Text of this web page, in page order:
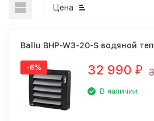
Цена
Ballu BHP-W3-20-S водяной
-6% 32 990 ₽
В наличии